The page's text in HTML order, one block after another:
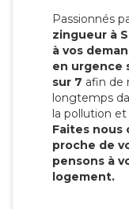
Passionnés
zingueur à
à vos
en urgence
sur 7 afin de
longtemps
la pollution
Faites nous
proche de
pensons à
logement.